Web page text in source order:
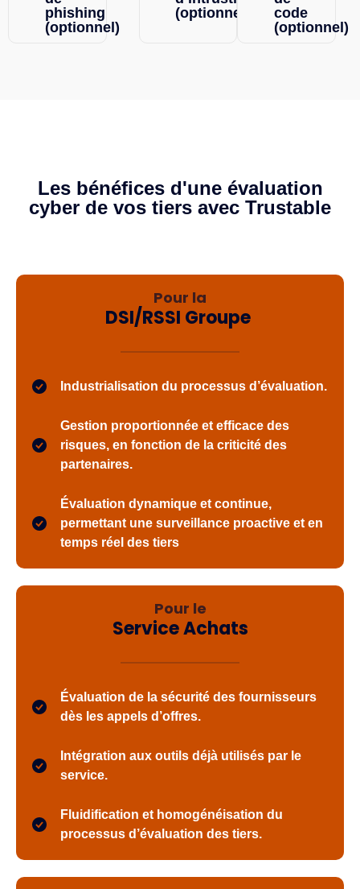
phishing
(optionnel)
(optionnel)
code
(optionnel)
Les bénéfices d'une évaluation
cyber de vos tiers avec Trustable
Pour la
DSI/RSSI Groupe
Industrialisation du processus d’évaluation.
Gestion proportionnée et efficace des
risques, en fonction de la criticité des
partenaires.
Évaluation dynamique et continue,
permettant une surveillance proactive et en
temps réel des tiers
Pour le
Service Achats
Évaluation de la sécurité des fournisseurs
dès les appels d’offres.
Intégration aux outils déjà utilisés par le
service.
Fluidification et homogénéisation du
processus d’évaluation des tiers.